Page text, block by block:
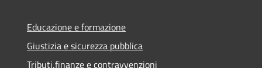
Educazione e formazione
Giustizia e sicurezza pubblica
Tributi,finanze e contravvenzioni